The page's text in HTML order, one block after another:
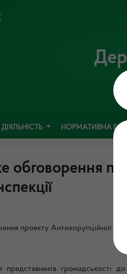
ДІЯЛЬНІСТЬ НОРМАТИВНА
обговорення
проекту Антикорупційної
громадськості